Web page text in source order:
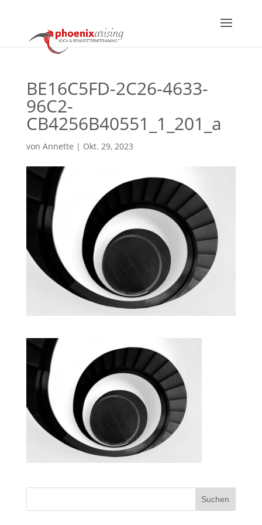
BE16C5FD-2C26-4633-
96C2-
CB4256B40551_1_201_a
von Annette | Okt. 29, 2023